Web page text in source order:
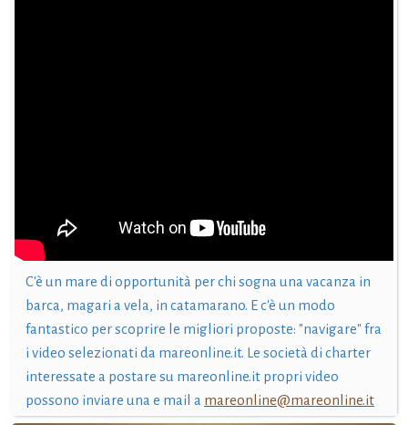
C'è un mare di opportunità per chi sogna una vacanza in
barca, magari a vela, in catamarano. E c'è un modo
fantastico per scoprire le migliori proposte: "navigare" fra
i video selezionati da mareonline.it. Le società di charter
interessate a postare su mareonline.it propri video
possono inviare una e mail a mareonline@mareonline.it